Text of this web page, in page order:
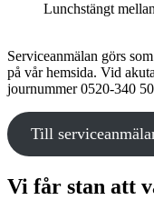
Lunchstängt
Serviceanmälan görs
på vår hemsida. Vid
journummer 0520-340
Till
Vi får stan att